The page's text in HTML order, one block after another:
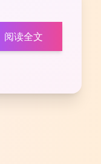
阅读全文